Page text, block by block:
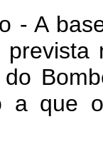
- A
a que